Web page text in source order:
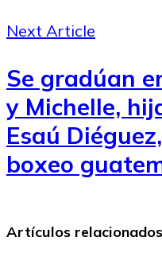
Next Article
Se gradúan
y Michelle,
Esaú
boxeo
Artículos relacionados